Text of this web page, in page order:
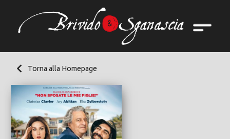
Torna alla Homepage